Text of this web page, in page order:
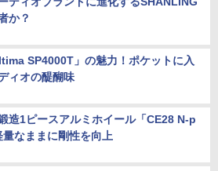
か？
SP4000T」の魅力！ポケットに入
ィオの醍醐味
造1ピースアルミホイール「CE28 N-p
なままに剛性を向上